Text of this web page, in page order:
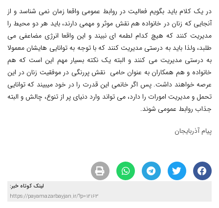
در یک کلام باید بگویم فعالیت در روابط عمومی واقعا زمان نمی شناسد و از
آنجایی که زنان در خانواده هم نقش موثر و مهمی دارند، باید هر دو محیط را
مدیریت کنند که هیچ کدام لطمه ای نبیند و این واقعا انرژی مضاعفی می
طلبد، ولذا باید به درستی مدیریت کنند که با توجه به توانایی هایشان معمولا
به درستی مدیریت می کنند و البته یک نکته بسیار مهم این است که هم
خانواده و هم همکاران به عنوان حامی نقش پررنگی در موفقیت زنان در این
عرصه خواهند داشت. پس اگر خانمی این قدرت را در خود میبیند که توانایی
تحمل و مدیریت امورات را دارد، می تواند وارد دنیای پر از تنوع، چالش و البته
جذاب روابط عمومی شوند.
پیام آذربایجان
لینک کوتاه خبر:
https://payamazarbayjan.ir/?p=12163